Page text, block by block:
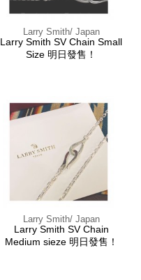
Larry Smith/ Japan
Larry Smith SV Chain Small
Size 明日發售！
Larry Smith/ Japan
Larry Smith SV Chain
Medium sieze 明日發售！